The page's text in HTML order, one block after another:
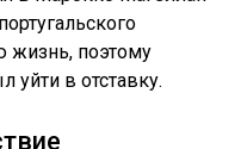
жизнь, поэтому
в отставку.